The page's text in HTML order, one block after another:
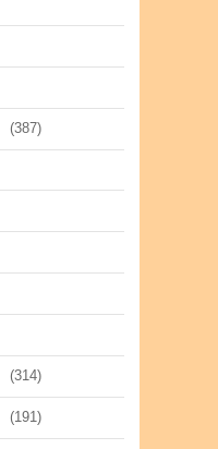
(387)
(314)
(191)